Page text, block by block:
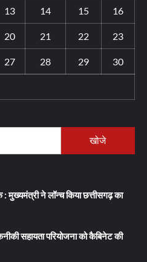
13 14 15 16
20 21 22 23
27 28 29 30
मुख्यमंत्री ने लॉन्च किया छत्तीसगढ़ का
सहायता परियोजना को कैबिनेट की